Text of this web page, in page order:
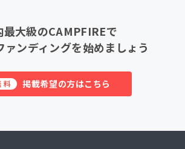
最大級のCAMPFIREで
ァンディングを始めましょう
無料 掲載希望の方はこちら